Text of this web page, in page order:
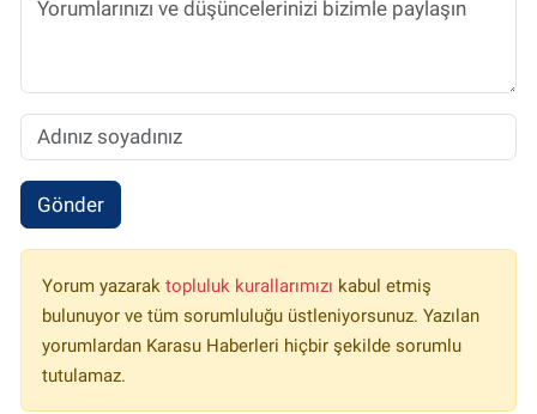
Gönder
Yorum yazarak topluluk kurallarımızı kabul etmiş
bulunuyor ve tüm sorumluluğu üstleniyorsunuz. Yazılan
yorumlardan Karasu Haberleri hiçbir şekilde sorumlu
tutulamaz.